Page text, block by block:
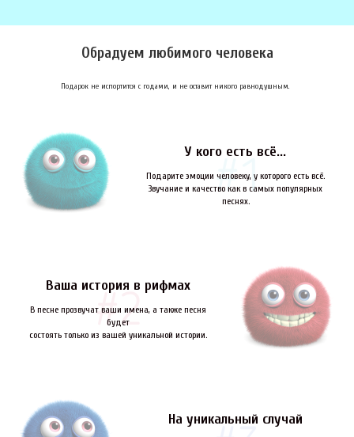
Обрадуем любимого человека
Подарок не испортится с годами, и не оставит никого равнодушным.
У кого есть всё...
Подарите эмоции человеку, у которого есть всё.
Звучание и качество как в самых популярных
песнях.
Ваша история в рифмах
В песне прозвучат ваши имена, а также песня
будет
состоять только из вашей уникальной истории.
На уникальный случай